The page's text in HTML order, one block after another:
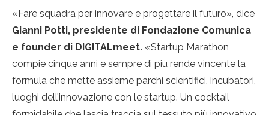
«Fare squadra per innovare e progettare il futuro», dice
Gianni Potti, presidente di Fondazione Comunica
e founder di DIGITALmeet. «Startup Marathon
compie cinque anni e sempre di più rende vincente la
formula che mette assieme parchi scientifici, incubatori,
luoghi dell’innovazione con le startup. Un cocktail